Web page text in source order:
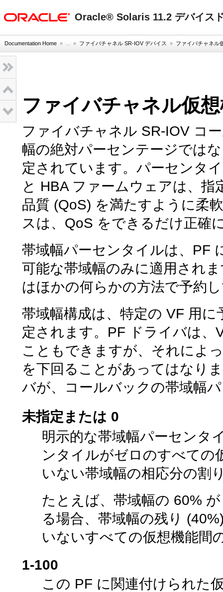
Oracle® Solaris 11.2 デバイス
Documentation Home » ... » ファイバチャネル SR-IOV デバイス » ファイバチャネル
ファイバチャネル仮
ファイバチャネル SR-IOV コ
幅の絶対パーセンテージでは
定されています。パーセンタ
と HBA ファームウェアは、
品質 (QoS) を満たすように柔
スは、QoS をできるだけ正確
帯域幅パーセンタイルは、PF
可能な帯域幅のみに適用され
はほかの何らかの方法で予約
帯域幅構成は、特定の VF 用
定されます。PF ドライバは、
こともできますが、それによ
を下回ることがあってはなり
バが、コールバックの帯域幅
未指定または 0
明示的な帯域幅パーセンタ
ンタイルがゼロのすべての
いない帯域幅の相応分の割
たとえば、帯域幅の 60%
る場合、帯域幅の残り
いないすべての仮想機能間
1-100
この PF に関連付けられた